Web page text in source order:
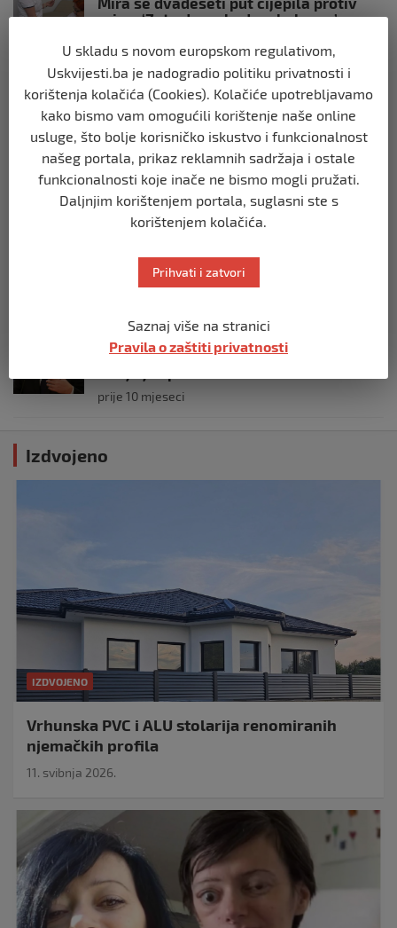
gripe: ‘Zato da ne budem bolesna’
REGION
Predsjednik Srbije Aleksandar Vučić
poslao vijenac: Posljednji pozdrav
Halidu
prije 10 mjeseci
Koza ogrebala dijete u zoološkom vrtu,
uhapsiti kozu”
prije 10 mjeseci
REGION
Vučić dramatično: “Biće rata, Vojska
prije 10 mjeseci
Izdvojeno
IZDVOJENO
Vrhunska PVC i ALU stolarija renomiranih
njemačkih profila
11. svibnja 2026.
U skladu s novom europskom regulativom,
Uskvijesti.ba je nadogradio politiku privatnosti i
korištenja kolačića (Cookies). Kolačiće upotrebljavamo
kako bismo vam omogućili korištenje naše online
usluge, što bolje korisničko iskustvo i funkcionalnost
našeg portala, prikaz reklamnih sadržaja i ostale
funkcionalnosti koje inače ne bismo mogli pružati.
Daljnjim korištenjem portala, suglasni ste s
korištenjem kolačića.
Prihvati i zatvori
Saznaj više na stranici
Pravila o zaštiti privatnosti